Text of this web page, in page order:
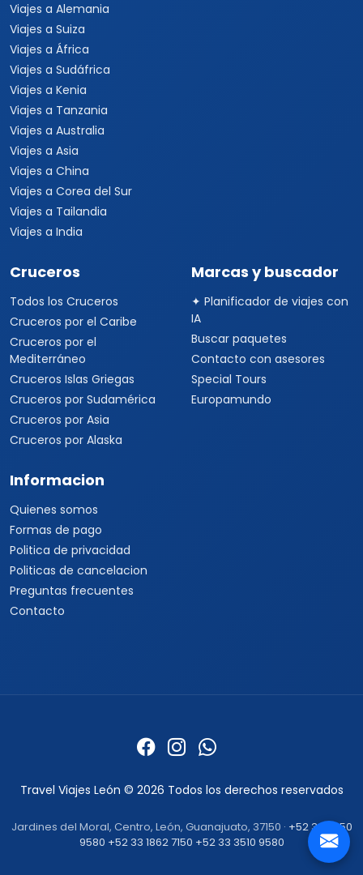
Viajes a Alemania
Viajes a Suiza
Viajes a África
Viajes a Sudáfrica
Viajes a Kenia
Viajes a Tanzania
Viajes a Australia
Viajes a Asia
Viajes a China
Viajes a Corea del Sur
Viajes a Tailandia
Viajes a India
Cruceros
Todos los Cruceros
Cruceros por el Caribe
Cruceros por el
Mediterráneo
Cruceros Islas Griegas
Cruceros por Sudamérica
Cruceros por Asia
Cruceros por Alaska
Marcas y buscador
✦ Planificador de viajes con
IA
Buscar paquetes
Contacto con asesores
Special Tours
Europamundo
Informacion
Quienes somos
Formas de pago
Politica de privacidad
Politicas de cancelacion
Preguntas frecuentes
Contacto
Travel Viajes León © 2026 Todos los derechos reservados
Jardines del Moral, Centro, León, Guanajuato, 37150 · +52 33 3250
9580 +52 33 1862 7150 +52 33 3510 9580